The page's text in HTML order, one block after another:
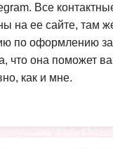
Все
на ее сайте, там
по оформлению
что она поможет
как и мне.